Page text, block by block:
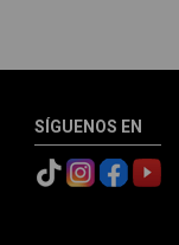
SÍGUENOS EN